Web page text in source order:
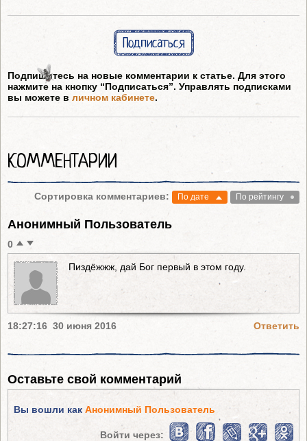
Подписаться
Подпишитесь на новые комментарии к статье. Для этого
нажмите на кнопку “Подписаться”. Управлять подписками
вы можете в личном кабинете.
КОММЕНТАРИИ
Сортировка комментариев: По дате По рейтингу
Анонимный Пользователь
0
Пиздёжжж, дай Бог первый в этом году.
18:27:16 30 июня 2016 Ответить
Оставьте свой комментарий
Вы вошли как Анонимный Пользователь
Войти через: